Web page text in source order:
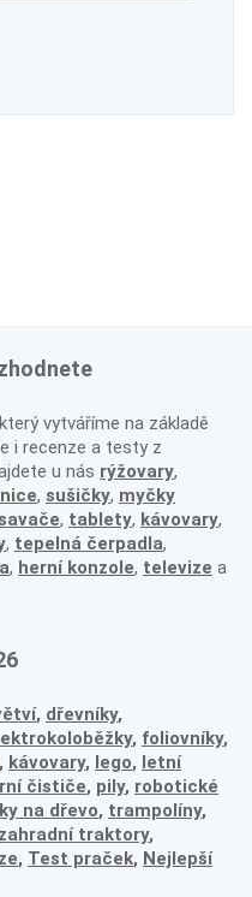
vytváříme na základě
i recenze a testy z
u nás rýžovary,
, sušičky, myčky
, tablety, kávovary,
, tepelná čerpadla,
, herní konzole, televize a
, dřevníky,
, foliovníky,
, kávovary, lego, letní
čističe, pily, robotické
na dřevo, trampolíny,
zahradní traktory,
, Test praček, Nejlepší